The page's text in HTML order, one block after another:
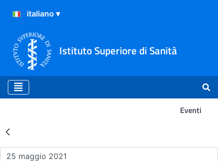
Istituto Superiore di Sanità
Eventi
Risultati della Ricerca -